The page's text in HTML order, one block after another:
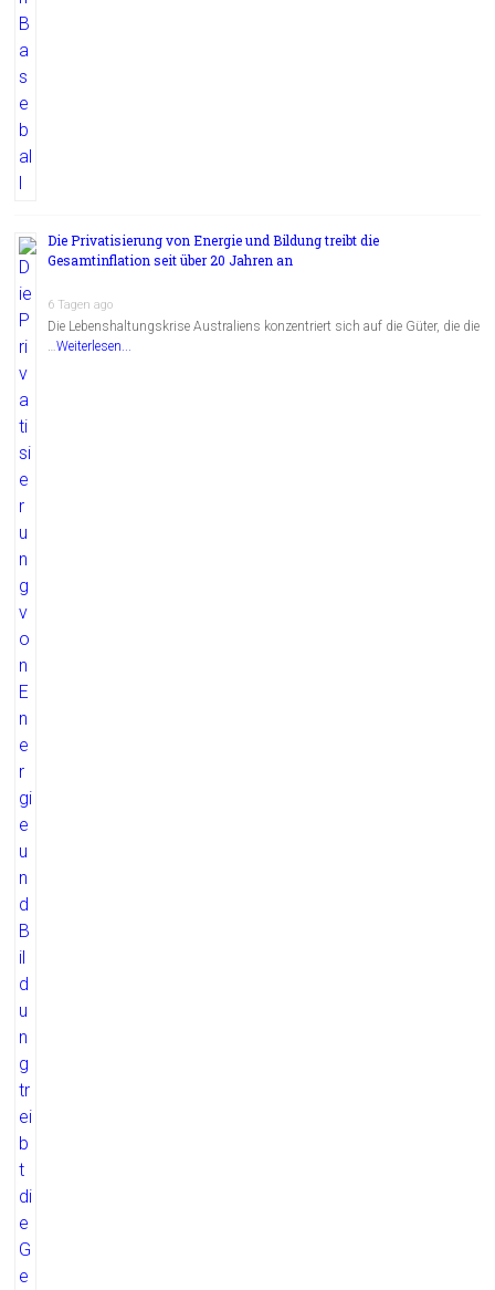
Die Privatisierung von Energie und Bildung treibt die
Gesamtinflation seit über 20 Jahren an
6 Tagen ago
Die Lebenshaltungskrise Australiens konzentriert sich auf die Güter, die die
…Weiterlesen...